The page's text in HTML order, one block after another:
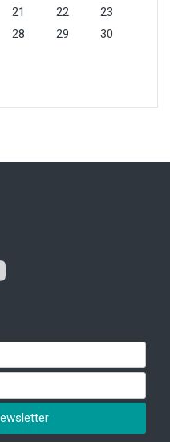
21 22
23
28 29
30